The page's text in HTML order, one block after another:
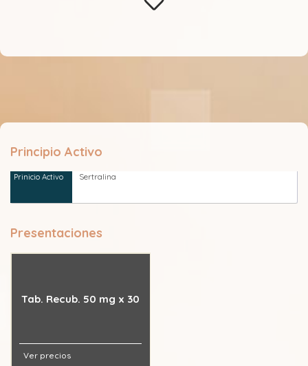
Principio Activo
Sertralina
Presentaciones
Tab. Recub. 50 mg x 30
Ver precios